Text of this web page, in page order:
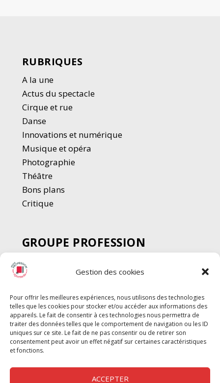
Gestion des cookies
Pour offrir les meilleures expériences, nous utilisons des technologies
telles que les cookies pour stocker et/ou accéder aux informations des
appareils. Le fait de consentir à ces technologies nous permettra de
traiter des données telles que le comportement de navigation ou les ID
uniques sur ce site. Le fait de ne pas consentir ou de retirer son
consentement peut avoir un effet négatif sur certaines caractéristiques
et fonctions.
ACCEPTER
RUBRIQUES
A la une
Actus du spectacle
Cirque et rue
Danse
Innovations et numérique
Musique et opéra
Photographie
Théâtre
Bons plans
Critique
GROUPE PROFESSION
SPECTACLE
Chèque Intermittents
Chèque Compta
Chèque Emploi Spectacle
G-Pods
Profession Audio-visuel